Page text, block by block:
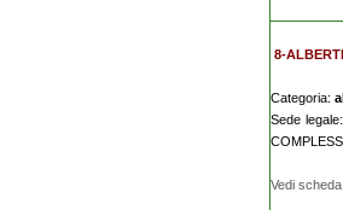
8-
Categoria:
Sede
Vedi